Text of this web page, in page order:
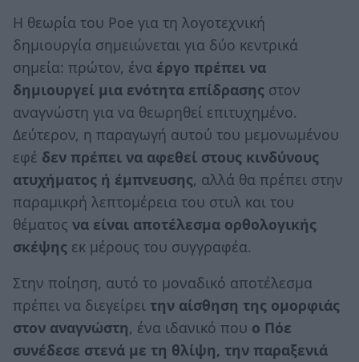
Η θεωρία του Poe για τη λογοτεχνική
δημιουργία σημειώνεται για δύο κεντρικά
σημεία: πρώτον, ένα έργο πρέπει να
δημιουργεί μια ενότητα επίδρασης στον
αναγνώστη για να θεωρηθεί επιτυχημένο.
Δεύτερον, η παραγωγή αυτού του μεμονωμένου
εφέ δεν πρέπει να αφεθεί στους κινδύνους
ατυχήματος ή έμπνευσης, αλλά θα πρέπει στην
παραμικρή λεπτομέρεια του στυλ και του
θέματος να είναι αποτέλεσμα ορθολογικής
σκέψης εκ μέρους του συγγραφέα.
Στην ποίηση, αυτό το μοναδικό αποτέλεσμα
πρέπει να διεγείρει την αίσθηση της ομορφιάς
στον αναγνώστη, ένα ιδανικό που ο Πόε
συνέδεσε στενά με τη θλίψη, την παραξενιά